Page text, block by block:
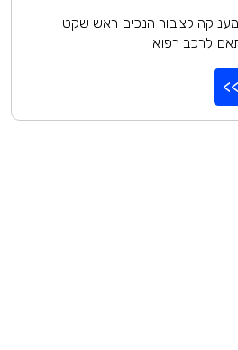
מעניקה לציבור הנכים ראש שקט
לרכב רפואי